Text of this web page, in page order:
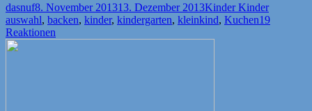
Autor
dasnufVeröffentlicht
am
8. November 201313. Dezember 2013Kategorien
Kinder Kinder
auswahl, backen, kinder, kindergarten, kleinkind, Kuchen19
Reaktionen